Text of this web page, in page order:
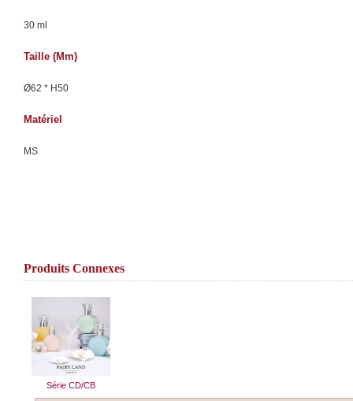
30 ml
Taille (mm)
Ø62 * H50
Matériel
MS
Produits Connexes
Série CD/CB